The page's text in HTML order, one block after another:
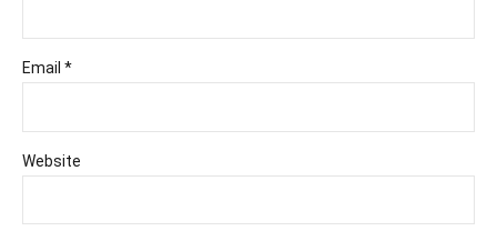
Email *
Website